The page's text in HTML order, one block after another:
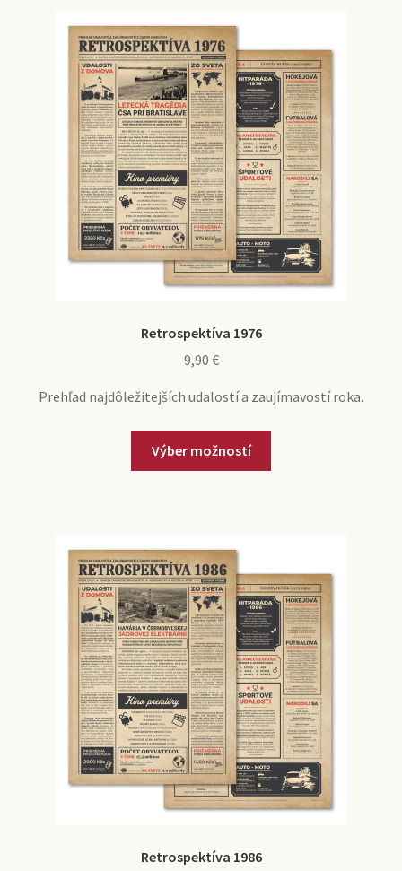
Retrospektíva 1976
9,90 €
Prehľad najdôležitejších udalostí a zaujímavostí roka.
Výber možností
Retrospektíva 1986